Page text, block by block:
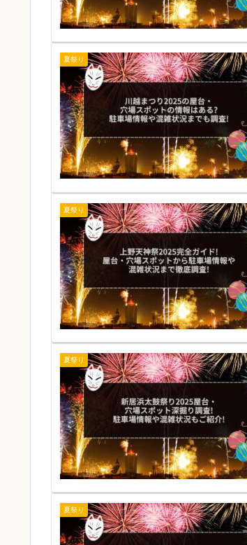
夏祭り
夏祭り
夏祭り
夏祭り